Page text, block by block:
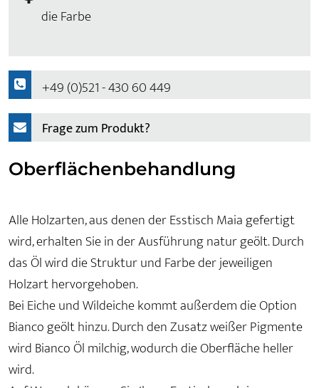
die Farbe
+49 (0)521 - 430 60 449
Frage zum Produkt?
Oberflächenbehandlung
Alle Holzarten, aus denen der Esstisch Maia gefertigt
wird, erhalten Sie in der Ausführung natur geölt. Durch
das Öl wird die Struktur und Farbe der jeweiligen
Holzart hervorgehoben.
Bei Eiche und Wildeiche kommt außerdem die Option
Bianco geölt hinzu. Durch den Zusatz weißer Pigmente
wird Bianco Öl milchig, wodurch die Oberfläche heller
wird.